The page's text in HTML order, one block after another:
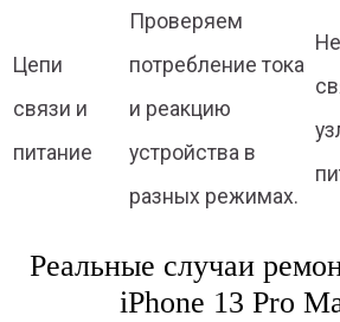
Цепи
связи и
питание
Проверяем
потребление тока
и реакцию
устройства в
разных режимах.
Реальные случаи
iPhone 13 Pro